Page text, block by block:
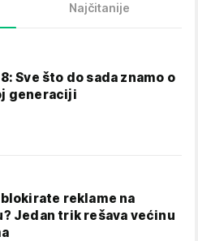
Najčitanije
Sve što do sada znamo o
generaciji
blokirate reklame na
Jedan trik rešava većinu